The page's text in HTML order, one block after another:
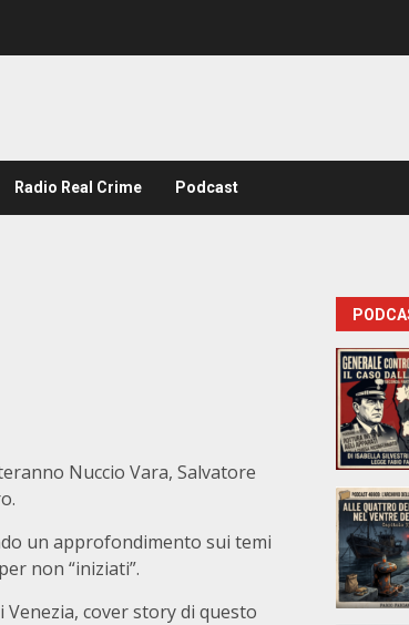
Radio Real Crime Podcast
Nuccio Vara, Salvatore
un approfondimento sui temi
non “iniziati”.
cover story di questo